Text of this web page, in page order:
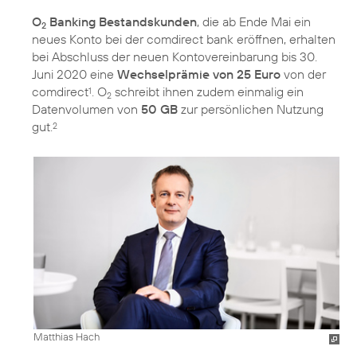
O2 Banking Bestandskunden, die ab Ende Mai ein
neues Konto bei der comdirect bank eröffnen, erhalten
bei Abschluss der neuen Kontovereinbarung bis 30.
Juni 2020 eine Wechselprämie von 25 Euro von der
comdirect1. O2 schreibt ihnen zudem einmalig ein
Datenvolumen von 50 GB zur persönlichen Nutzung
gut.2
Matthias Hach